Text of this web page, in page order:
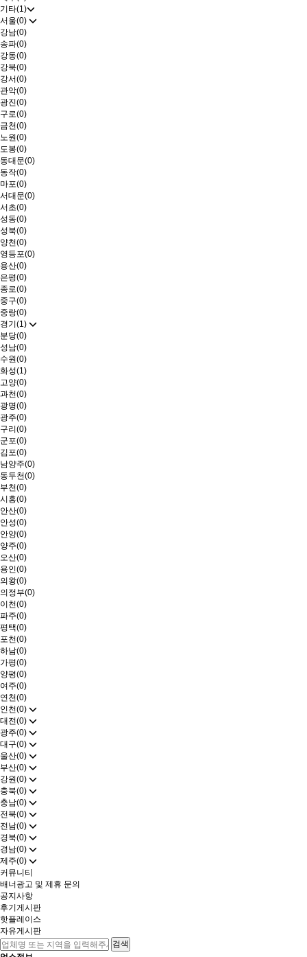
기타(1)
서울(0)
강남(0)
송파(0)
강동(0)
강북(0)
강서(0)
관악(0)
광진(0)
구로(0)
금천(0)
노원(0)
도봉(0)
동대문(0)
동작(0)
마포(0)
서대문(0)
서초(0)
성동(0)
성북(0)
양천(0)
영등포(0)
용산(0)
은평(0)
종로(0)
중구(0)
중랑(0)
경기(1)
분당(0)
성남(0)
수원(0)
화성(1)
고양(0)
과천(0)
광명(0)
광주(0)
구리(0)
군포(0)
김포(0)
남양주(0)
동두천(0)
부천(0)
시흥(0)
안산(0)
안성(0)
안양(0)
양주(0)
오산(0)
용인(0)
의왕(0)
의정부(0)
이천(0)
파주(0)
평택(0)
포천(0)
하남(0)
가평(0)
양평(0)
여주(0)
연천(0)
인천(0)
대전(0)
광주(0)
대구(0)
울산(0)
부산(0)
강원(0)
충북(0)
충남(0)
전북(0)
전남(0)
경북(0)
경남(0)
제주(0)
커뮤니티
배너광고 및 제휴 문의
공지사항
후기게시판
핫플레이스
자유게시판